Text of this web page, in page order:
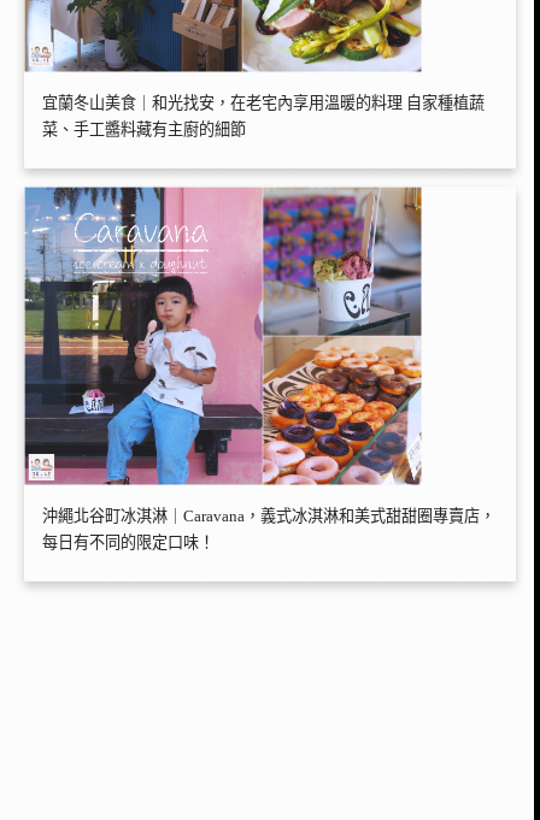
宜蘭冬山美食｜和光找安，在老宅內享用溫暖的料理 自家種植蔬
菜、手工醬料藏有主廚的細節
沖繩北谷町冰淇淋｜Caravana，義式冰淇淋和美式甜甜圈專賣店，
每日有不同的限定口味！